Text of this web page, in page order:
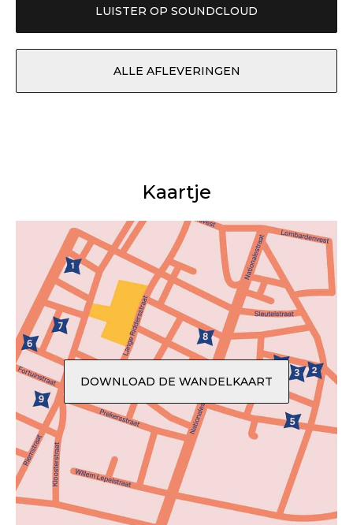
LUISTER OP SOUNDCLOUD
ALLE AFLEVERINGEN
Kaartje
DOWNLOAD DE WANDELKAART